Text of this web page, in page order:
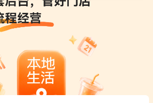
增长方法
有赞专家说
新零售最佳实践